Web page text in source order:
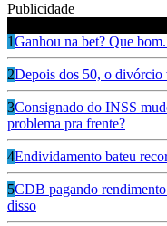
Publicidade
1Ganhou na bet? Que
2Depois dos 50, o divórcio
3Consignado do INSS
problema pra frente?
4Endividamento bateu
5CDB pagando
disso